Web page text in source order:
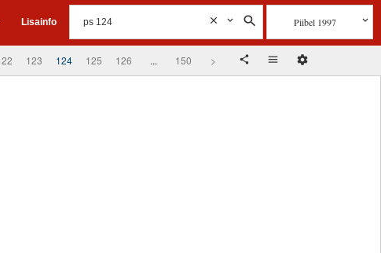
Lisainfo Piibel 1997
123 124 125 126 ... 150 >